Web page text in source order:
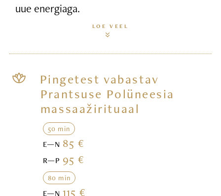
uue energiaga.
LOE VEEL
Pingetest vabastav
Prantsuse Polüneesia
massaažirituaal
50 min
E—N 85 €
R—P 95 €
80 min
E—N115 €